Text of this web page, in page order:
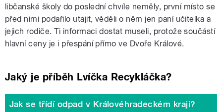
libčanské školy do poslední chvíle neměly, první místo se
před nimi podařilo utajit, věděli o něm jen paní učitelka a
jejich rodiče. Ti informaci dostat museli, protože součástí
hlavní ceny je i přespání přímo ve Dvoře Králové.
Jaký je příběh Lvíčka Recykláčka?
Jak se třídí odpad v Královéhradeckém kraji?